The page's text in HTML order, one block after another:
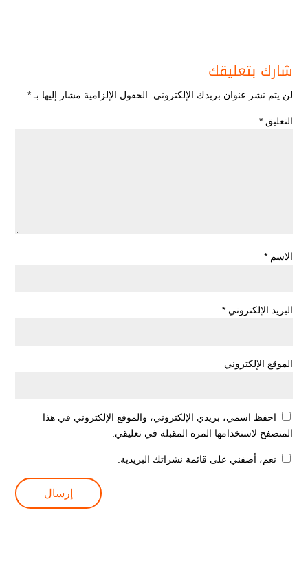
شارك بتعليقك
لن يتم نشر عنوان بريدك الإلكتروني. الحقول الإلزامية مشار إليها بـ *
التعليق *
الاسم *
البريد الإلكتروني *
الموقع الإلكتروني
احفظ اسمي، بريدي الإلكتروني، والموقع الإلكتروني في هذا
المتصفح لاستخدامها المرة المقبلة في تعليقي.
نعم، أضفني على قائمة نشراتك البريدية.